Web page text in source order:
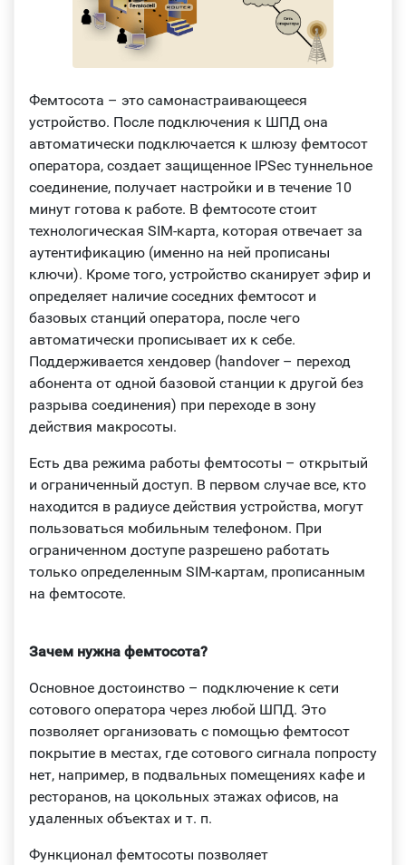
Фемтосота – это самонастраивающееся
устройство. После подключения к ШПД она
автоматически подключается к шлюзу фемтосот
оператора, создает защищенное IPSec туннельное
соединение, получает настройки и в течение 10
минут готова к работе. В фемтосоте стоит
технологическая SIM-карта, которая отвечает за
аутентификацию (именно на ней прописаны
ключи). Кроме того, устройство сканирует эфир и
определяет наличие соседних фемтосот и
базовых станций оператора, после чего
автоматически прописывает их к себе.
Поддерживается хендовер (handover – переход
абонента от одной базовой станции к другой без
разрыва соединения) при переходе в зону
действия макросоты.
Есть два режима работы фемтосоты – открытый
и ограниченный доступ. В первом случае все, кто
находится в радиусе действия устройства, могут
пользоваться мобильным телефоном. При
ограниченном доступе разрешено работать
только определенным SIM-картам, прописанным
на фемтосоте.
Зачем нужна фемтосота?
Основное достоинство – подключение к сети
сотового оператора через любой ШПД. Это
позволяет организовать с помощью фемтосот
покрытие в местах, где сотового сигнала попросту
нет, например, в подвальных помещениях кафе и
ресторанов, на цокольных этажах офисов, на
удаленных объектах и т. п.
Функционал фемтосоты позволяет